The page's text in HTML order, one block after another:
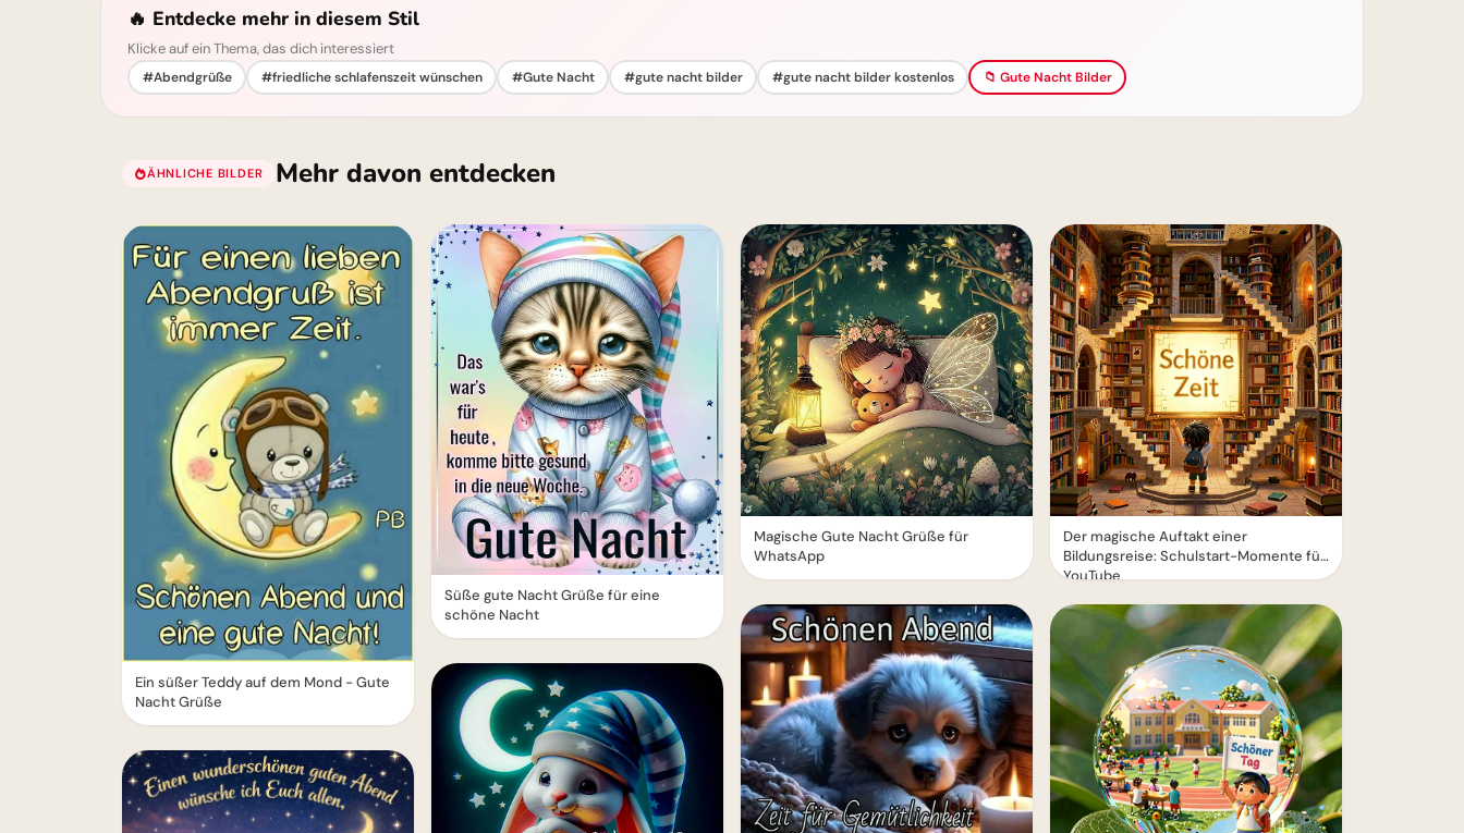
🔥 Entdecke mehr in diesem Stil
Klicke auf ein Thema, das dich interessiert
#Abendgrüße #friedliche schlafenszeit wünschen #Gute Nacht #gute nacht bilder #gute nacht bilder kostenlos 📁 Gute Nacht Bilder
ÄHNLICHE BILDER Mehr davon entdecken
Ein süßer Teddy auf dem Mond - Gute
Nacht Grüße
Süße gute Nacht Grüße für eine
schöne Nacht
Magische Gute Nacht Grüße für
WhatsApp
Der magische Auftakt einer
Bildungsreise: Schulstart-Momente für
YouTube